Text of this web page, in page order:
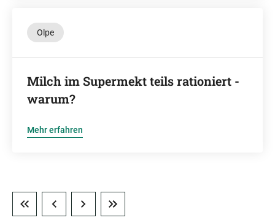
Olpe
Milch im Supermekt teils rationiert -
warum?
Mehr erfahren